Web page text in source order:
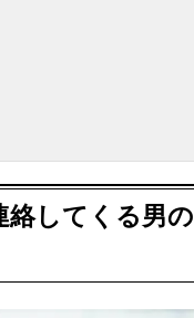
してくる男の